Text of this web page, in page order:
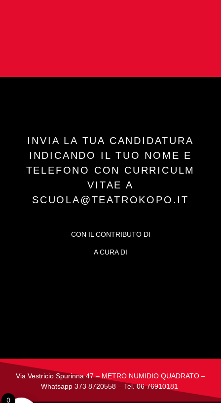
INVIA LA TUA CANDIDATURA
INDICANDO IL TUO NOME E
TELEFONO CON CURRICULM
VITAE A
SCUOLA@TEATROKOPO.IT
CON IL CONTRIBUTO DI
A CURA DI
Via Vestricio Spurinna 47 – METRO NUMIDIO QUADRATO –
Whatsapp 373 8720558 – Tel. 06 76910181
0